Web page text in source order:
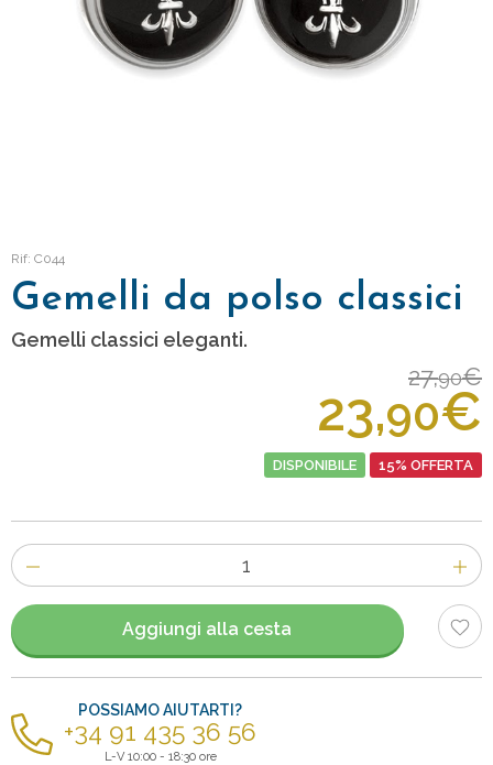
Rif: C044
Gemelli da polso classici
Gemelli classici eleganti.
27,90€
23,90€
DISPONIBILE 15% OFFERTA
Numero
di
articoli
Aggiungi alla cesta
POSSIAMO AIUTARTI?
+34 91 435 36 56
L-V 10:00 - 18:30 ore